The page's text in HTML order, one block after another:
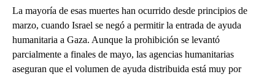
La mayoría de esas muertes han ocurrido desde principios de
marzo, cuando Israel se negó a permitir la entrada de ayuda
humanitaria a Gaza. Aunque la prohibición se levantó
parcialmente a finales de mayo, las agencias humanitarias
aseguran que el volumen de ayuda distribuida está muy por